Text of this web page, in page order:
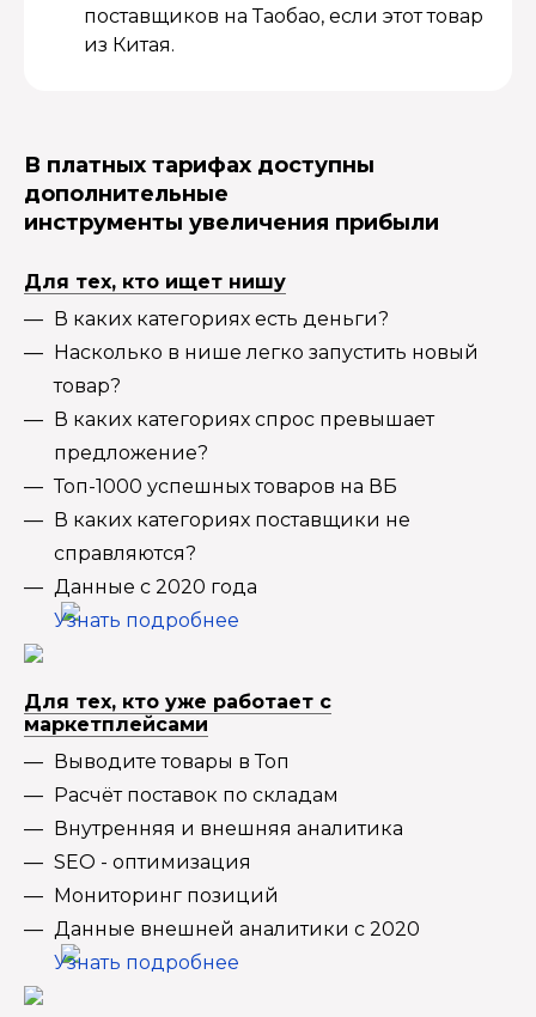
поставщиков на Таобао, если этот товар
из Китая.
В платных тарифах доступны
дополнительные
инструменты увеличения прибыли
Для тех, кто ищет нишу
В каких категориях есть деньги?
Насколько в нише легко запустить новый
товар?
В каких категориях спрос превышает
предложение?
Топ-1000 успешных товаров на ВБ
В каких категориях поставщики не
справляются?
Данные с 2020 года
Узнать подробнее
Для тех, кто уже работает с
маркетплейсами
Выводите товары в Топ
Расчёт поставок по складам
Внутренняя и внешняя аналитика
SEO - оптимизация
Мониторинг позиций
Данные внешней аналитики с 2020
Узнать подробнее